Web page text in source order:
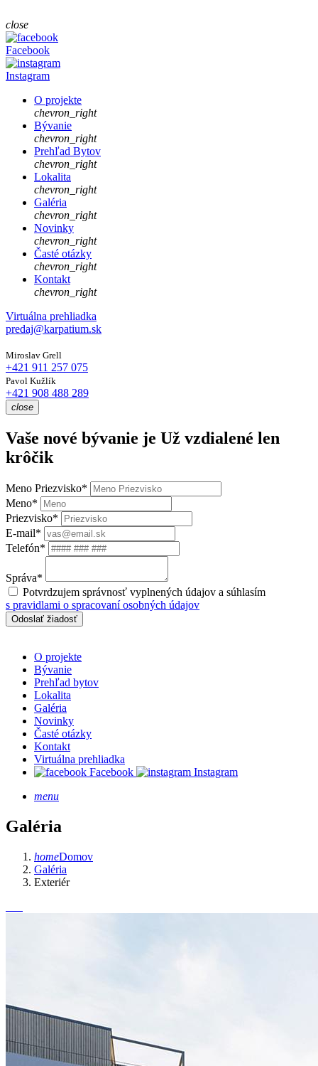
close
Facebook
Instagram
O projekte
chevron_right
Bývanie
chevron_right
Prehľad Bytov
chevron_right
Lokalita
chevron_right
Galéria
chevron_right
Novinky
chevron_right
Časté otázky
chevron_right
Kontakt
chevron_right
Virtuálna prehliadka
predaj@karpatium.sk
Miroslav Grell
+421 911 257 075
Pavol Kužlík
+421 908 488 289
close
Vaše nové bývanie je Už vzdialené len
krôčik
Meno Priezvisko*
Meno*
Priezvisko*
E-mail*
Telefón*
Správa*
Potvrdzujem správnosť vyplnených údajov a súhlasím
s pravidlami o spracovaní osobných údajov
O projekte
Bývanie
Prehľad bytov
Lokalita
Galéria
Novinky
Časté otázky
Kontakt
Virtuálna prehliadka
Facebook
Instagram
menu
Galéria
homeDomov
Galéria
Exteriér